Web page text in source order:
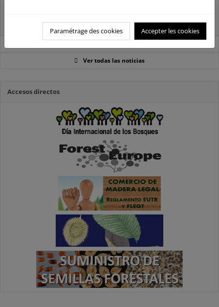
el Atlántico Nordeste
Ver todas las noticias
Accesos directos
Paramétrage des cookies Accepter les cookies